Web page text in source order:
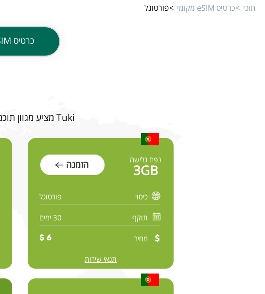
תוכי כרטיס eSIM מקומי פורטוגל
כרטיס
Tuki מציע מגוון תוכניות גלישה מהירה ובטוחה לפורטוגל במחירים משתלמים
נפח גלישה
3GB הזמנה
כיסוי פורטוגל
תוקף 30 ימים
מחיר 6 $
תנאי שירות